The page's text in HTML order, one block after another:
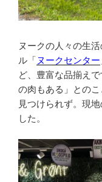
ヌークの人々の生
ル「 ヌークセンター
ど、豊富な品揃え
の肉もある」との
見つけられず。現
した。